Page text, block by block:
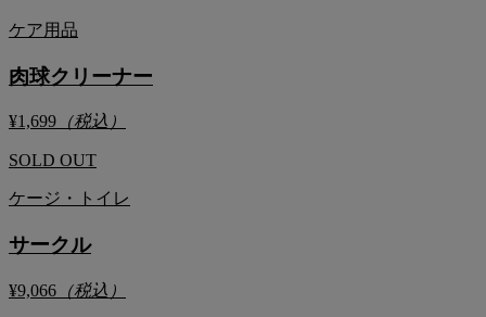
ケア用品
肉球クリーナー
¥1,699 （税込）
SOLD OUT
ケージ・トイレ
サークル
¥9,066 （税込）